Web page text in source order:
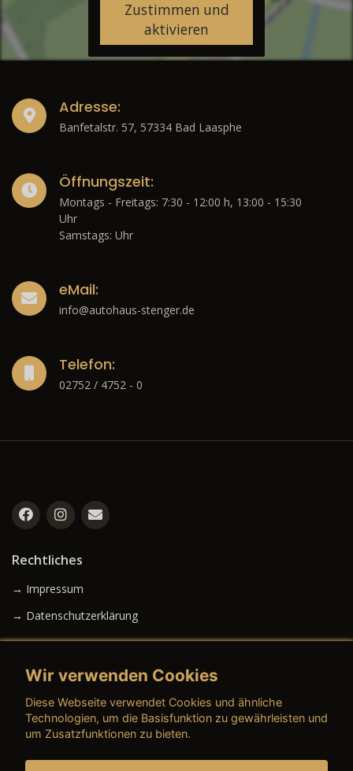
Zustimmen und
aktivieren
Adresse:
Banfetalstr. 57, 57334 Bad Laasphe
Öffnungszeit:
Montags - Freitags: 7:30 - 12:00 h, 13:00 - 15:30
Uhr
Samstags: Uhr
eMail:
info@autohaus-stenger.de
Telefon:
02752 / 4752 - 0
Rechtliches
→ Impressum
→ Datenschutzerklärung
→ AGB (Gebrauchtwagen)
Wir verwenden Cookies
Diese Webseite verwendet Cookies und ähnliche
Technologien, um die Basisfunktion zu gewährleisten und
um Zusatzfunktionen zu bieten.